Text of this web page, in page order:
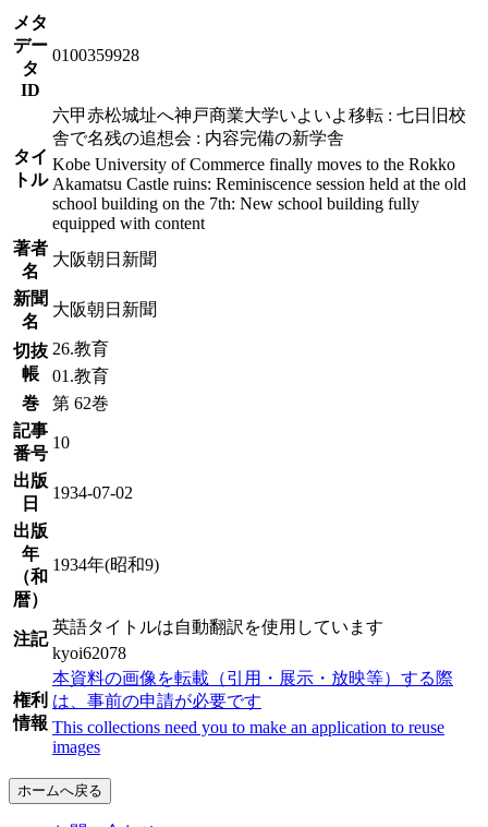
メタ
デー
タ
ID
0100359928
タイ
トル
六甲赤松城址へ神戸商業大学いよいよ移転 : 七日旧校
舎で名残の追想会 : 内容完備の新学舎
Kobe University of Commerce finally moves to the Rokko
Akamatsu Castle ruins: Reminiscence session held at the old
school building on the 7th: New school building fully
equipped with content
著者
名
大阪朝日新聞
新聞
名
大阪朝日新聞
切抜
帳
26.教育
01.教育
巻
第 62巻
記事
番号
10
出版
日
1934-07-02
出版
年
（和
暦）
1934年(昭和9)
注記
英語タイトルは自動翻訳を使用しています
kyoi62078
権利
情報
本資料の画像を転載（引用・展示・放映等）する際
は、事前の申請が必要です
This collections need you to make an application to reuse
images
ホームへ戻る